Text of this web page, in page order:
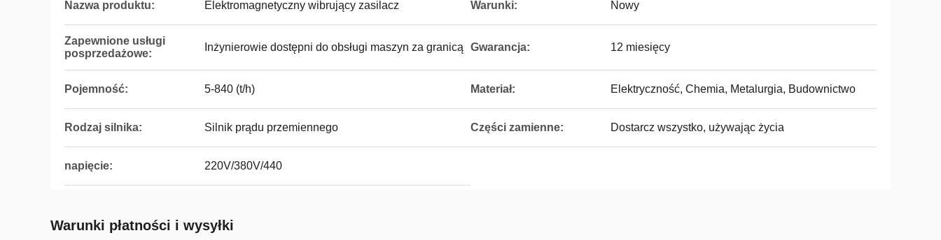
Nazwa produktu: Elektromagnetyczny wibrujący zasilacz Warunki: Nowy
Zapewnione usługi
posprzedażowe:
Inżynierowie dostępni do obsługi maszyn za granicą Gwarancja: 12 miesięcy
Pojemność: 5-840 (t/h) Materiał: Elektryczność, Chemia, Metalurgia, Budownictwo
Rodzaj silnika: Silnik prądu przemiennego Części zamienne: Dostarcz wszystko, używając życia
napięcie: 220V/380V/440
Warunki płatności i wysyłki